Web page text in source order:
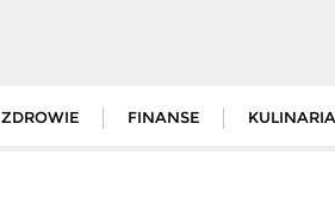
ZDROWIE FINANSE KULINARIA